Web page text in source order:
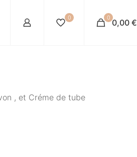
0 0 0,00 €
, et Créme de tube